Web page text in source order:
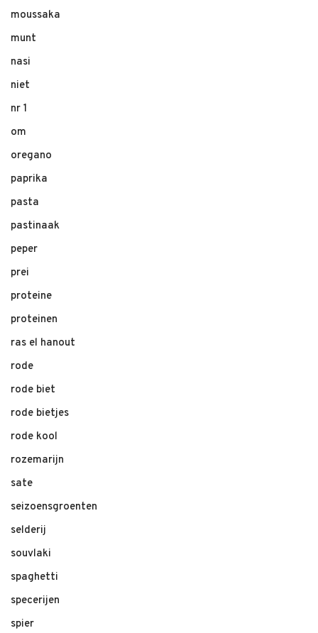
moussaka
munt
nasi
niet
nr 1
om
oregano
paprika
pasta
pastinaak
peper
prei
proteine
proteinen
ras el hanout
rode
rode biet
rode bietjes
rode kool
rozemarijn
sate
seizoensgroenten
selderij
souvlaki
spaghetti
specerijen
spier